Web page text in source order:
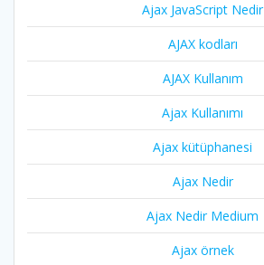
Ajax JavaScript Nedir
AJAX kodları
AJAX Kullanım
Ajax Kullanımı
Ajax kütüphanesi
Ajax Nedir
Ajax Nedir Medium
Ajax örnek